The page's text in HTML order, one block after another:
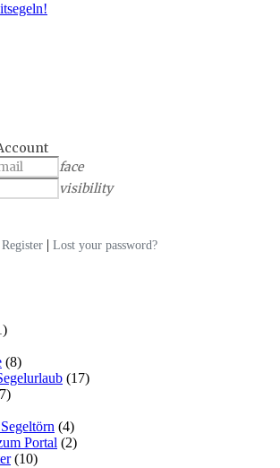
face
visibility
Register | Lost your password?
(8)
(17)
(4)
Portal (2)
(10)